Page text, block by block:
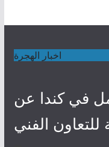
اخبار الهجرة
في كندا عن
للتعاون الفني